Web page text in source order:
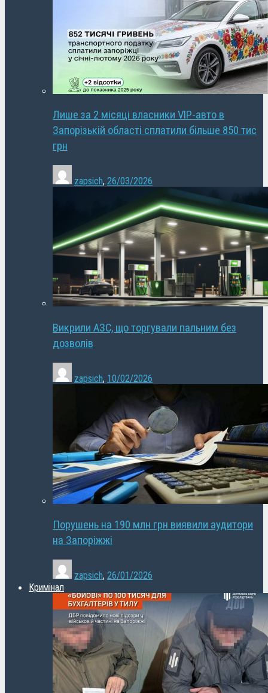
Лише за 2 місяці власники VIP-авто в
Запорізькій області сплатили більше 850 тис
грн
zapsich, 26/03/2026
Викрили АЗС, що торгували пальним без
дозволів
zapsich, 10/02/2026
Порушень на 190 млн грн виявили аудитори
на Запоріжжі
zapsich, 26/01/2026
Кримінал